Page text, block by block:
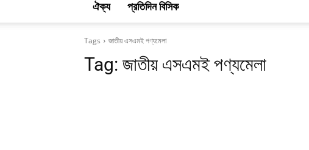
ঐক্য প্রতিদিন বিসিক
Tags জাতীয় এসএমই পণ্যমেলা
Tag: জাতীয় এসএমই পণ্যমেলা